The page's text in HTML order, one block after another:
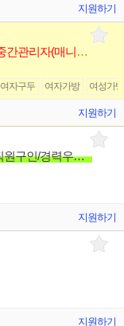
지원하기
롯데백화점(건대점/미아점) 지젤슈즈&지젤백 중간관리자(매니저) 구인합니다
여자구두 여자가방 여성가방
지원하기
신세계파주프리미엄아울렛 아이잗바바 매장 직원구인/경력우대/분위기좋은매장/장기근무환영
지원하기
지원하기